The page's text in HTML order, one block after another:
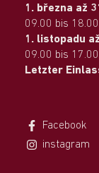
1. března až
09.00 bis
1. listopadu
09.00 bis
Letzter
Facebook
instagram